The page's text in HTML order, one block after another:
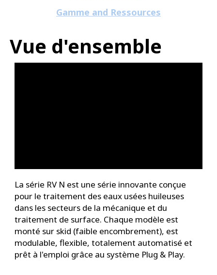
Gamme and Ressources
Vue d'ensemble
La série RV N est une série innovante conçue
pour le traitement des eaux usées huileuses
dans les secteurs de la mécanique et du
traitement de surface. Chaque modèle est
monté sur skid (faible encombrement), est
modulable, flexible, totalement automatisé et
prêt à l'emploi grâce au système Plug & Play.